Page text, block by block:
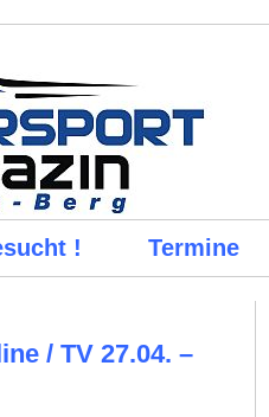
! Termine
/ TV 27.04. –